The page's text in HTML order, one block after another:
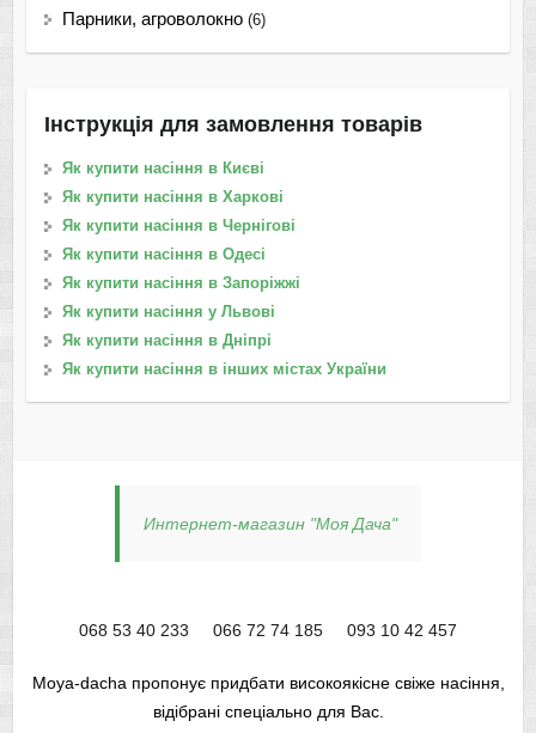
Парники, агроволокно (6)
Інструкція для замовлення товарів
Як купити насіння в Києві
Як купити насіння в Харкові
Як купити насіння в Чернігові
Як купити насіння в Одесі
Як купити насіння в Запоріжжі
Як купити насіння у Львові
Як купити насіння в Дніпрі
Як купити насіння в інших містах України
Интернет-магазин "Моя Дача"
068 53 40 233 066 72 74 185 093 10 42 457
Moya-dacha пропонує придбати високоякісне свіже насіння,
відібрані спеціально для Вас.